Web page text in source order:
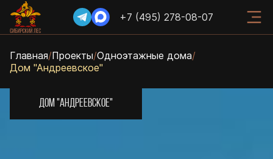
+7 (495) 278-08-07
Главная/Проекты/Одноэтажные дома/
Дом "Андреевское"
ДОМ "АНДРЕЕВСКОЕ"